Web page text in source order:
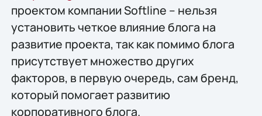
проектом компании Softline – нельзя
установить четкое влияние блога на
развитие проекта, так как помимо блога
присутствует множество других
факторов, в первую очередь, сам бренд,
который помогает развитию
корпоративного блога.